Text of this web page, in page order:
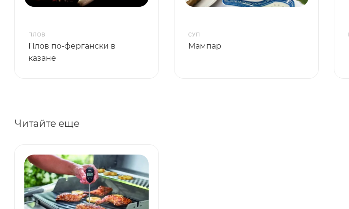
ПЛОВ
Плов по-фергански в
казане
СУП
Мампар
Читайте еще